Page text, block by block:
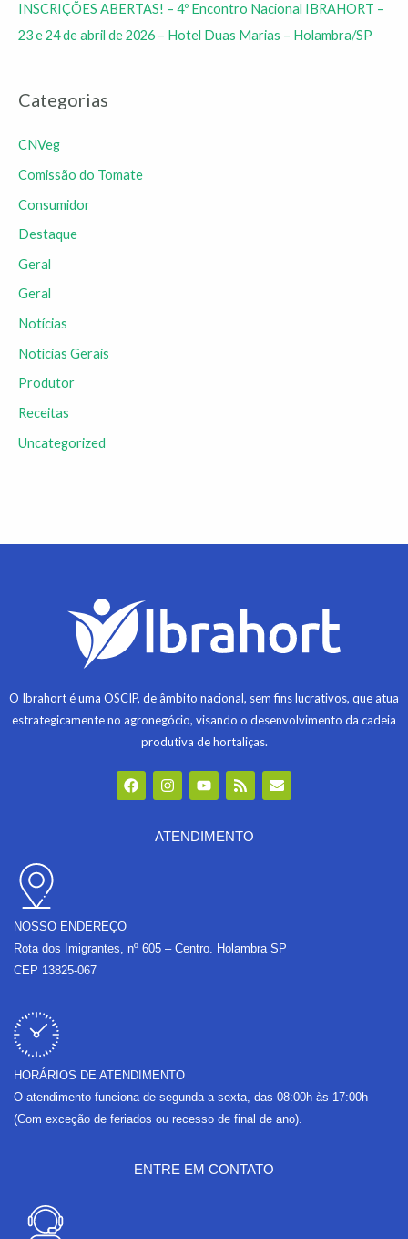
INSCRIÇÕES ABERTAS! – 4º Encontro Nacional IBRAHORT –
23 e 24 de abril de 2026 – Hotel Duas Marias – Holambra/SP
Categorias
CNVeg
Comissão do Tomate
Consumidor
Destaque
Geral
Geral
Notícias
Notícias Gerais
Produtor
Receitas
Uncategorized
O Ibrahort é uma OSCIP, de âmbito nacional, sem fins lucrativos, que atua
estrategicamente no agronegócio, visando o desenvolvimento da cadeia
produtiva de hortaliças.
F
a
I
n
a
Y
o
u
R
s
E
n
ATENDIMENTO
NOSSO ENDEREÇO
Rota dos Imigrantes, nº 605 – Centro. Holambra SP
CEP 13825-067
HORÁRIOS DE ATENDIMENTO
O atendimento funciona de segunda a sexta, das 08:00h às 17:00h
(Com exceção de feriados ou recesso de final de ano).
ENTRE EM CONTATO